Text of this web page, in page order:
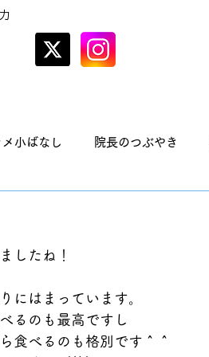
メ小ばなし 院長のつぶやき
したね！
にはまっています。
るのも最高ですし
食べるのも格別です＾＾